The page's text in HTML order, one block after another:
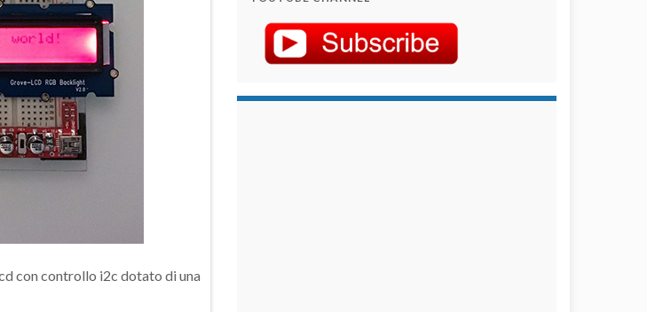
con controllo i2c dotato di una